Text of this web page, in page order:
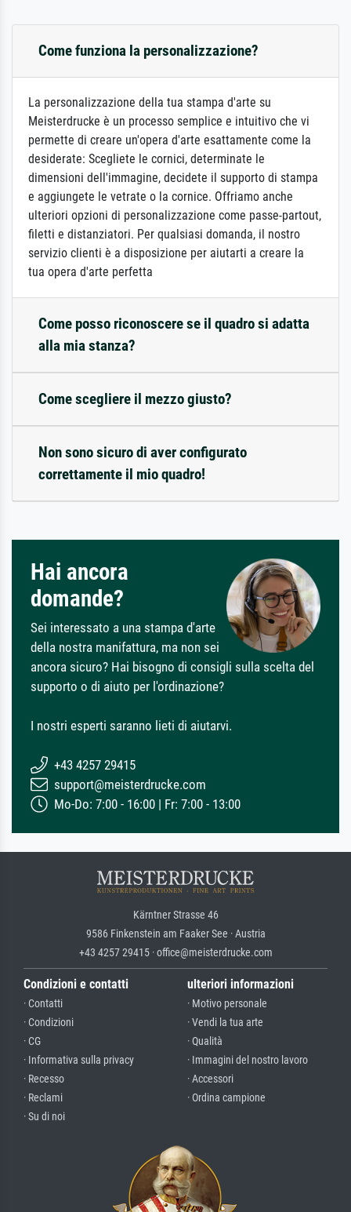
Come funziona la personalizzazione?
La personalizzazione della tua stampa d'arte su
Meisterdrucke è un processo semplice e intuitivo che vi
permette di creare un'opera d'arte esattamente come la
desiderate: Scegliete le cornici, determinate le
dimensioni dell'immagine, decidete il supporto di stampa
e aggiungete le vetrate o la cornice. Offriamo anche
ulteriori opzioni di personalizzazione come passe-partout,
filetti e distanziatori. Per qualsiasi domanda, il nostro
servizio clienti è a disposizione per aiutarti a creare la
tua opera d'arte perfetta
Come posso riconoscere se il quadro si adatta
alla mia stanza?
Come scegliere il mezzo giusto?
Non sono sicuro di aver configurato
correttamente il mio quadro!
Hai ancora
domande?
Sei interessato a una stampa d'arte
della nostra manifattura, ma non sei
ancora sicuro? Hai bisogno di consigli sulla scelta del
supporto o di aiuto per l'ordinazione?
I nostri esperti saranno lieti di aiutarvi.
+43 4257 29415
support@meisterdrucke.com
Mo-Do: 7:00 - 16:00 | Fr: 7:00 - 13:00
Kärntner Strasse 46
9586 Finkenstein am Faaker See · Austria
+43 4257 29415 · office@meisterdrucke.com
Condizioni e contatti
· Contatti
· Condizioni
· CG
· Informativa sulla privacy
· Recesso
· Reclami
· Su di noi
ulteriori informazioni
· Motivo personale
· Vendi la tua arte
· Qualità
· Immagini del nostro lavoro
· Accessori
· Ordina campione